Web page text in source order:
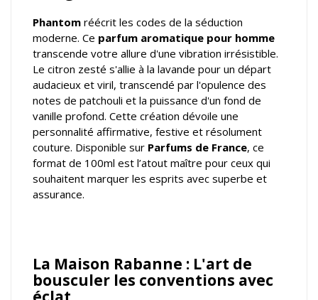
Phantom réécrit les codes de la séduction
moderne. Ce parfum aromatique pour homme
transcende votre allure d'une vibration irrésistible.
Le citron zesté s'allie à la lavande pour un départ
audacieux et viril, transcendé par l'opulence des
notes de patchouli et la puissance d'un fond de
vanille profond. Cette création dévoile une
personnalité affirmative, festive et résolument
couture. Disponible sur Parfums de France, ce
format de 100ml est l’atout maître pour ceux qui
souhaitent marquer les esprits avec superbe et
assurance.
La Maison Rabanne : L'art de
bousculer les conventions avec